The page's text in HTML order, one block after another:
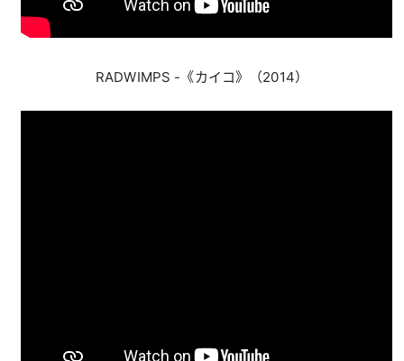
RADWIMPS -《カイコ》（2014）